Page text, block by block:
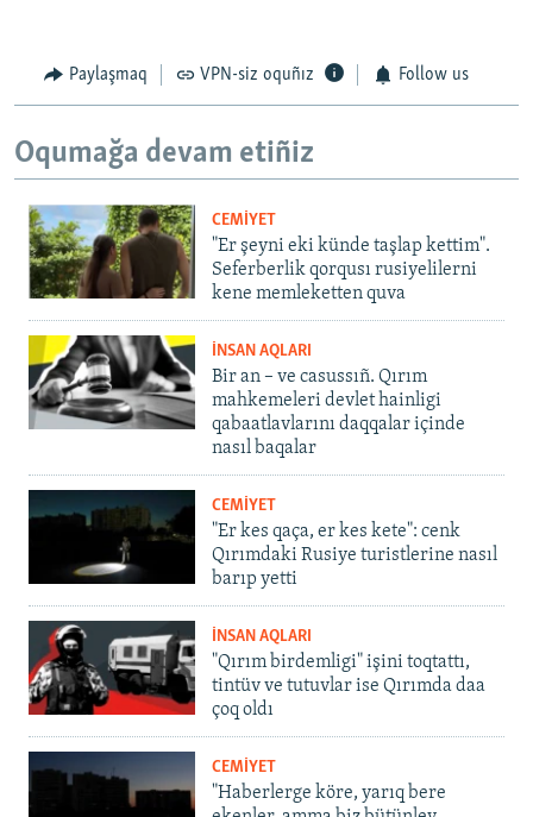
Paylaşmaq VPN-siz oquñız Follow us
Oqumağa devam etiñiz
CEMİYET
"Er şeyni eki künde taşlap kettim".
Seferberlik qorqusı rusiyelilerni
kene memleketten quva
İNSAN AQLARI
Bir an – ve casussıñ. Qırım
mahkemeleri devlet hainligi
qabaatlavlarını daqqalar içinde
nasıl baqalar
CEMİYET
"Er kes qaça, er kes kete": cenk
Qırımdaki Rusiye turistlerine nasıl
barıp yetti
İNSAN AQLARI
"Qırım birdemligi" işini toqtattı,
tintüv ve tutuvlar ise Qırımda daa
çoq oldı
CEMİYET
"Haberlerge köre, yarıq bere